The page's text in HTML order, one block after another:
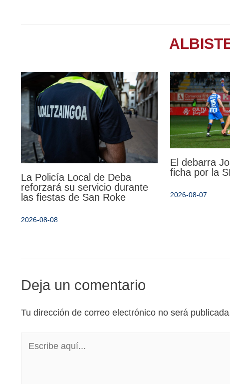
La Policía Local de Deba
reforzará su servicio durante
las fiestas de San Roke
2026-08-08
El debarra
ficha por la
2026-08-07
Deja un comentario
Tu dirección de correo electrónico no será